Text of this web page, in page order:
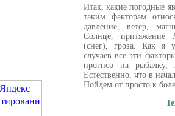
Итак, какие погодные
таким факторам
давление, ветер,
Солнце, притяжение
(снег), гроза. Как я
случаев все эти
прогноз на рыбалку,
Естественно, что в
Пойдем от просто к